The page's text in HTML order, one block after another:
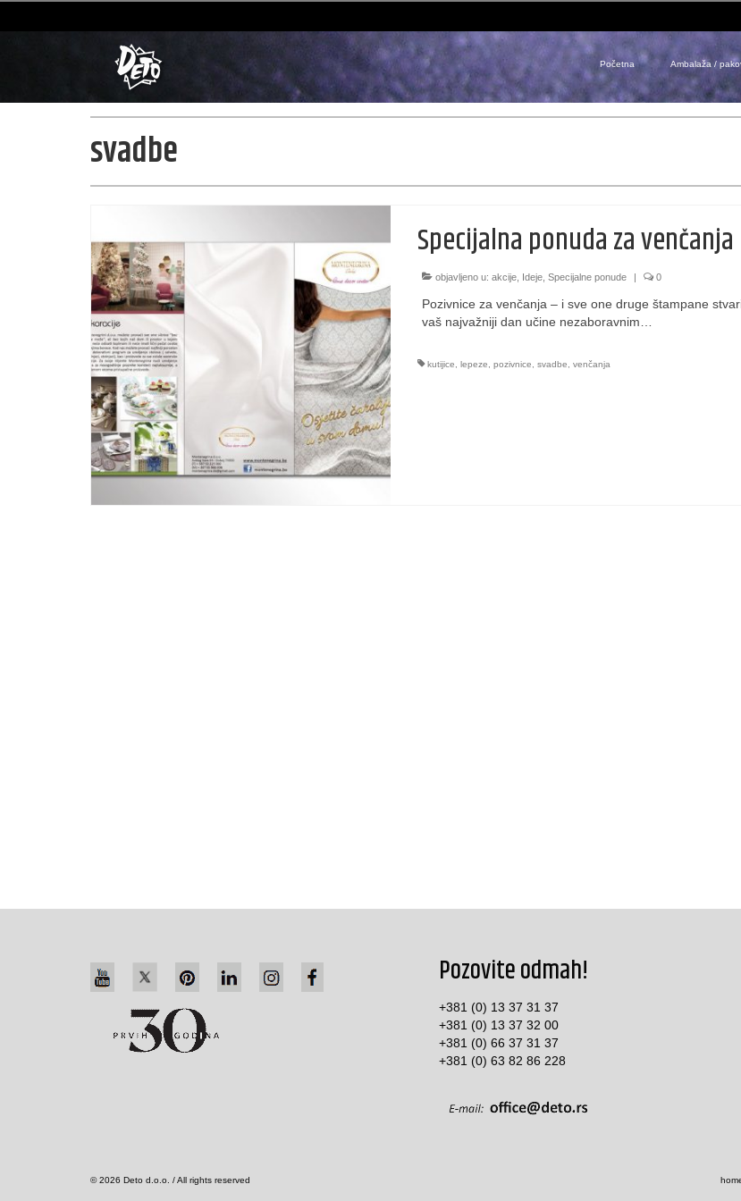
Početna Ambalaža /
svadbe
Specijalna ponuda za venčanja
objavljeno u: akcije, Ideje, Specijalne ponude | 0
Pozivnice za venčanja – i sve one druge štampane
vaš najvažniji dan učine nezaboravnim…
kutijice lepeze pozivnice svadbe venčanja
Pozovite odmah!
+381 (0) 13 37 31 37
+381 (0) 13 37 32 00
+381 (0) 66 37 31 37
+381 (0) 63 82 86 228
© 2026 Deto d.o.o. / All rights reserved